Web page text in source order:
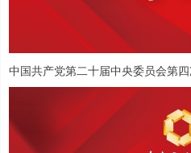
中国共产党第二十届中央委员会第